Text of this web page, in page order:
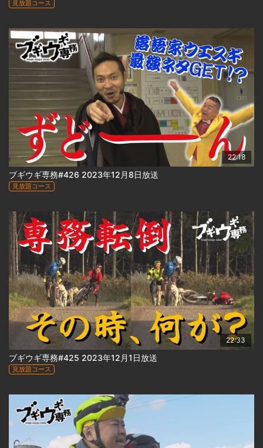
見放題コース
22:18
ブギウギ専務#426 2023年12月8日放送
見放題コース
22:33
ブギウギ専務#425 2023年12月1日放送
見放題コース